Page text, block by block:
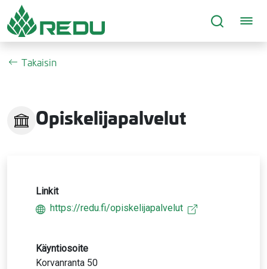
Siirry sivusisältöön
Takaisin
Opiskelijapalvelut
Linkit
https://redu.fi/opiskelijapalvelut
Käyntiosoite
Korvanranta 50